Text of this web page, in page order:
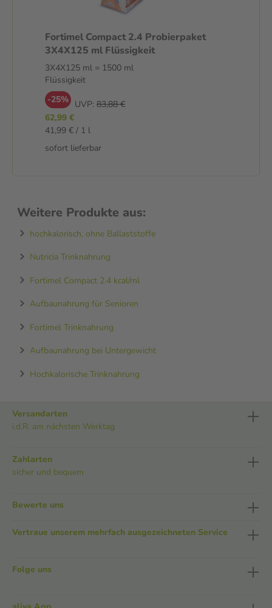
Fortimel Compact 2.4 Probierpaket
3X4X125 ml Flüssigkeit
3X4X125 ml = 1500 ml
Flüssigkeit
-25% UVP: 83,88 €
62,99 €
41,99 € / 1 l
sofort lieferbar
Weitere Produkte aus:
hochkalorisch, ohne Ballaststoffe
Nutricia Trinknahrung
Fortimel Compact 2.4 kcal/ml
Aufbaunahrung für Senioren
Fortimel Trinknahrung
Aufbaunahrung bei Untergewicht
Hochkalorische Trinknahrung
Versandarten
i.d.R. am nächsten Werktag
Zahlarten
sicher und bequem
Bewerte uns
Vertraue unserem mehrfach ausgezeichneten Service
Folge uns